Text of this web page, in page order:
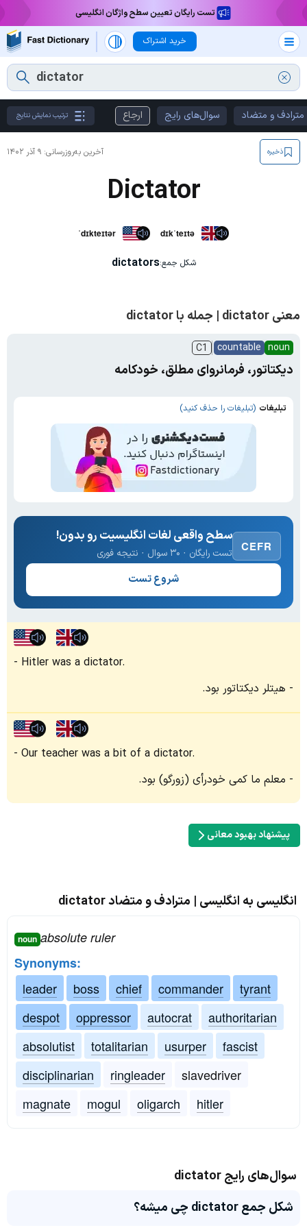
تست رایگان تعیین سطح واژگان انگلیسی
خرید اشتراک
مترادف و متضاد سوال‌های رایج ارجاع ترتیب نمایش نتایج
آخرین به‌روزرسانی: ۹ آذر ۱۴۰۲ ذخیره
Dictator
ˈdɪkteɪtər dɪkˈteɪtə
شکل جمع:dictators
معنی dictator | جمله با dictator
noun
countable
C1
دیکتاتور، فرمانروای مطلق، خودکامه
تبلیغات (تبلیغات را حذف کنید)
CEFR
سطح واقعی لغات انگلیسیت رو بدون!
تست رایگان · ۳۰ سوال · نتیجه فوری
شروع تست
Hitler was a dictator.
هیتلر دیکتاتور بود.
Our teacher was a bit of a dictator.
معلم ما کمی خودرأی (زورگو) بود.
پیشنهاد بهبود معانی
انگلیسی به انگلیسی | مترادف و متضاد dictator
noun absolute ruler
Synonyms:
leader
boss chief commander
tyrant
despot
oppressor autocrat
authoritarian
absolutist
totalitarian usurper
fascist
disciplinarian
ringleader
slavedriver
magnate
mogul oligarch hitler
سوال‌های رایج dictator
شکل جمع dictator چی میشه؟